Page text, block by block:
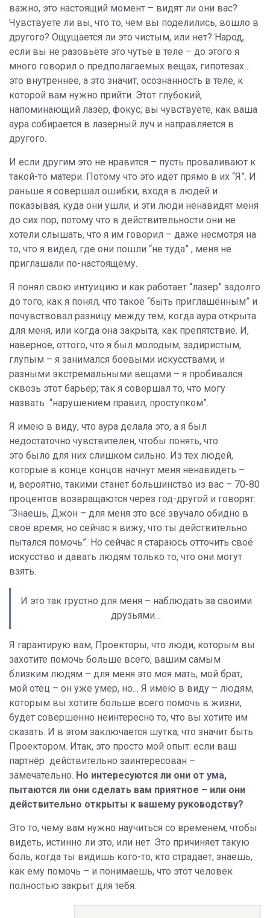
важно, это настоящий момент – видят ли они вас?
Чувствуете ли вы, что то, чем вы поделились, вошло в
другого? Ощущается ли это чистым, или нет? Народ,
если вы не разовьёте это чутьё в теле – до этого я
много говорил о предполагаемых вещах, гипотезах…
это внутреннее, а это значит, осознанность в теле, к
которой вам нужно прийти. Этот глубокий,
напоминающий лазер, фокус; вы чувствуете, как ваша
аура собирается в лазерный луч и направляется в
другого.
И если другим это не нравится – пусть проваливают к
такой-то матери. Потому что это идёт прямо в их “Я”. И
раньше я совершал ошибки, входя в людей и
показывая, куда они ушли, и эти люди ненавидят меня
до сих пор, потому что в действительности они не
хотели слышать, что я им говорил – даже несмотря на
то, что я видел, где они пошли “не туда” , меня не
приглашали по-настоящему.
Я понял свою интуицию и как работает “лазер” задолго
до того, как я понял, что такое “быть приглашённым” и
почувствовал разницу между тем, когда аура открыта
для меня, или когда она закрыта, как препятствие. И,
наверное, оттого, что я был молодым, задиристым,
глупым – я занимался боевыми искусствами, и
разными экстремальными вещами – я пробивался
сквозь этот барьер; так я совершал то, что могу
назвать “нарушением правил, проступком”.
Я имею в виду, что аура делала это, а я был
недостаточно чувствителен, чтобы понять, что
это было для них слишком сильно. Из тех людей,
которые в конце концов начнут меня ненавидеть –
и, вероятно, такими станет большинство из вас – 70-80
процентов возвращаются через год-другой и говорят:
“Знаешь, Джон – для меня это всё звучало обидно в
своё время, но сейчас я вижу, что ты действительно
пытался помочь”. Но сейчас я стараюсь отточить своё
искусство и давать людям только то, что они могут
взять.
И это так грустно для меня – наблюдать за своими
друзьями…
Я гарантирую вам, Проекторы, что люди, которым вы
захотите помочь больше всего, вашим самым
близким людям – для меня это моя мать, мой брат,
мой отец – он уже умер, но… Я имею в виду – людям,
которым вы хотите больше всего помочь в жизни,
будет совершенно неинтересно то, что вы хотите им
сказать. И в этом заключается шутка, что значит быть
Проектором. Итак, это просто мой опыт: если ваш
партнёр действительно заинтересован –
замечательно. Но интересуются ли они от ума,
пытаются ли они сделать вам приятное – или они
действительно открыты к вашему руководству?
Это то, чему вам нужно научиться со временем, чтобы
видеть, истинно ли это, или нет. Это причиняет такую
боль, когда ты видишь кого-то, кто страдает, знаешь,
как ему помочь – и понимаешь, что этот человек
полностью закрыт для тебя.